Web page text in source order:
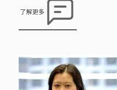
由多間社會服務團體(如明愛中心家
庭服務，聖匠堂社區中心，香港社會
工作者總工會)舉辦婚姻與和贍養費
了解更多